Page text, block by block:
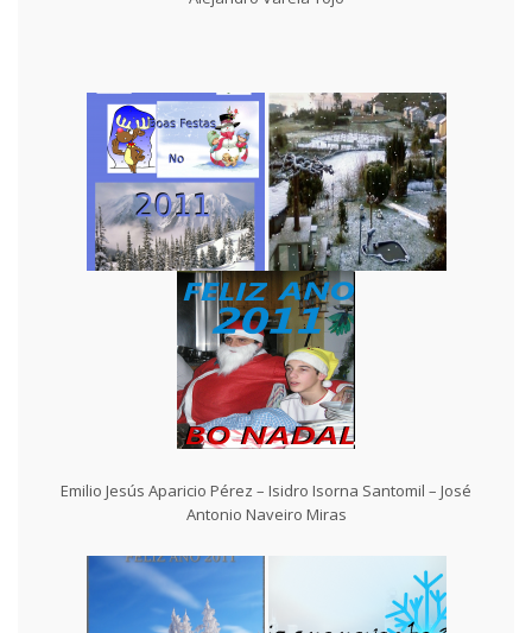
Emilio Jesús Aparicio Pérez – Isidro Isorna Santomil – José
Antonio Naveiro Miras